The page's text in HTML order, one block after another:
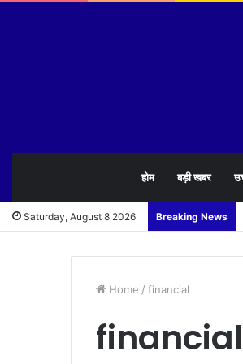
होम बड़ी खबर
Saturday, August 8 2026 Breaking News
Home / financial
financial